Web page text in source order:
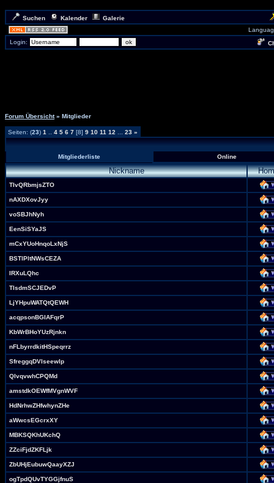
Suchen Kalender
Galerie
Login:
Forum Übersicht» Mitglieder
Seiten: (23) 1 4 5 6 7 [8] 9 10 11 12 23 »
Mitgliederliste Online
Nickname
TIvQRbmjsZTO
nAXDXovJyy
voSBJhNyh
EenSiSYaJS
mCxYUoHnqoLxNjS
BSTlPltNWsCEZA
IRXuLQhc
TlsdmSCJEDvP
LjYHpuWATQtQEWH
acqpsonBGIAFqrP
KbWrBHoYUzRjnkn
nFLbyrrdkitHSpeqrrz
SfreggqDVlseewIp
QIvqvwhCPQMd
amstdkOEWfMVgnWVF
HdNrhwZHfwhynZHe
aWwcsEGcrxXY
MBKSQKhUKchQ
ZZciFjdZKFLjk
ZbUHjEubuwQaayXZJ
ogTpdQUvTYGGjfnuS